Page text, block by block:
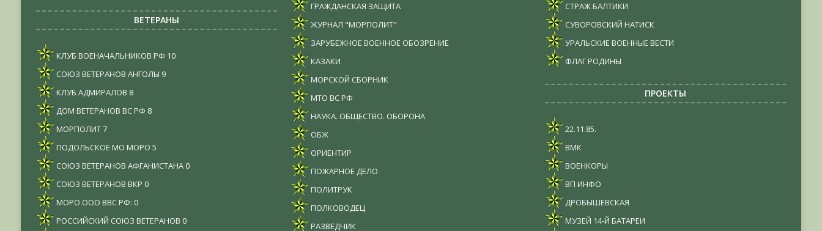
ВЕТЕРАНЫ
КЛУБ ВОЕНАЧАЛЬНИКОВ РФ 10
СОЮЗ ВЕТЕРАНОВ АНГОЛЫ 9
КЛУБ АДМИРАЛОВ 8
ДОМ ВЕТЕРАНОВ ВС РФ 8
МОРПОЛИТ7
ПОДОЛЬСКОЕ МО МОРО 5
СОЮЗ ВЕТЕРАНОВ АФГАНИСТАНА0
СОЮЗ ВЕТЕРАНОВ ВКР 0
МОРО ООО ВВС РФ: 0
РОССИЙСКИЙ СОЮЗ ВЕТЕРАНОВ 0
ГРАЖДАНСКАЯ ЗАЩИТА
ЖУРНАЛ "МОРПОЛИТ"
ЗАРУБЕЖНОЕ ВОЕННОЕ ОБОЗРЕНИЕ
КАЗАКИ
МОРСКОЙ СБОРНИК
МТО ВС РФ
НАУКА. ОБЩЕСТВО. ОБОРОНА
ОБЖ
ОРИЕНТИР
ПОЖАРНОЕ ДЕЛО
ПОЛИТРУК
ПОЛКОВОДЕЦ
РАЗВЕДЧИК
СТРАЖ БАЛТИКИ
СУВОРОВСКИЙ НАТИСК
УРАЛЬСКИЕ ВОЕННЫЕ ВЕСТИ
ФЛАГ РОДИНЫ
ПРОЕКТЫ
22.11.85.
ВМК
ВОЕНКОРЫ
ВП ИНФО
ДРОБЫШЕВСКАЯ
МУЗЕЙ 14-Й БАТАРЕИ